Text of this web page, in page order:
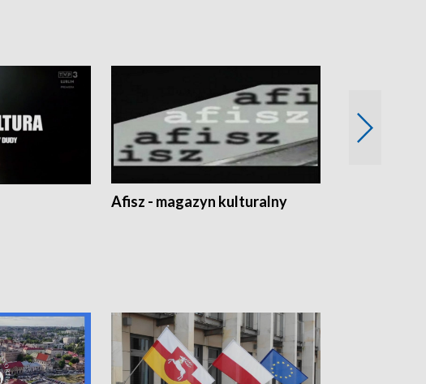
Afisz - magazyn kulturalny